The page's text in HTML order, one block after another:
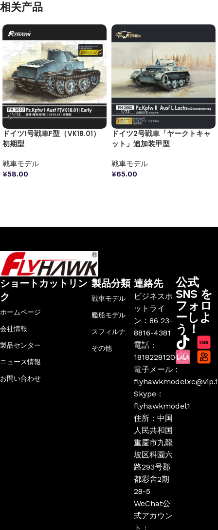
相关产品
ドイツ1号戦車F型（VK18.01）
初期型
戦車モデル
¥58.00
ドイツ2号戦車「ヤークトキャ
ット」追加装甲型
戦車モデル
¥65.00
ショートカットリン
ク
ホームページ
会社情報
製品センター
ニュース情報
お問い合わせ
製品分類
戦車モデル
艦船モデル
スフィルナ
その他
連絡先
ビジネスホ
ットライ
ン：86 23-
8816-4381
電話：
18182281206
電子メール：
Skype：
flyhawkmodel1
住所：中国
人民共和国
重慶市九龍
坡区科園六
路293号郡
都彩舍2期
28-5
WeChat公
式アカウン
ト：
公式
SNS を
フォロ
ーしよ
う！